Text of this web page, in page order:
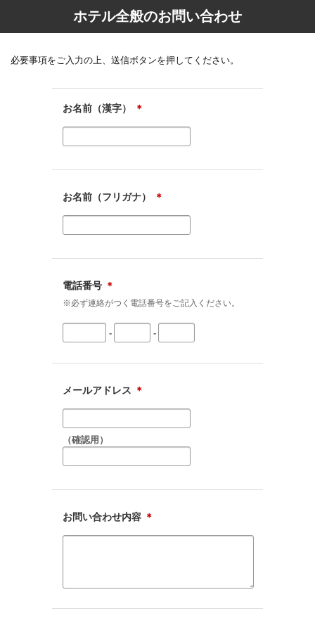
ホテル全般のお問い合わせ
必要事項をご入力の上、送信ボタンを押してください。
お名前（漢字） ＊
お名前（フリガナ） ＊
電話番号 ＊
※必ず連絡がつく電話番号をご記入ください。
- -
メールアドレス ＊
（確認用）
お問い合わせ内容 ＊